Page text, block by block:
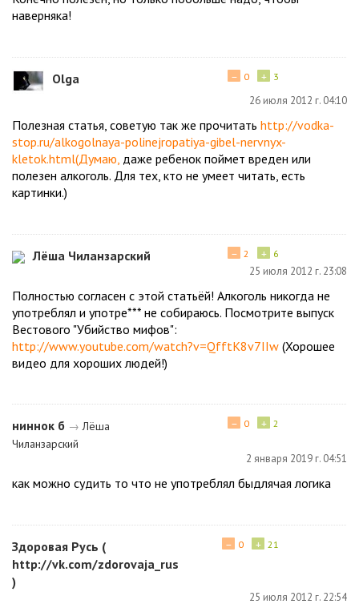
наверняка!
Olga + 3
− 0
26 июля 2012 г. 04:10
Полезная статья, советую так же прочитать http://vodka-
stop.ru/alkogolnaya-polinejropatiya-gibel-nervnyx-
kletok.html(Думаю, даже ребенок поймет вреден или
полезен алкоголь. Для тех, кто не умеет читать, есть
картинки.)
Лёша Чиланзарский + 6
− 2
25 июля 2012 г. 23:08
Полностью согласен с этой статьёй! Алкоголь никогда не
употреблял и употре*** не собираюсь. Посмотрите выпуск
Вестового "Убийство мифов":
http://www.youtube.com/watch?v=QfftK8v7IIw (Хорошее
видео для хороших людей!)
ниннок б → Лёша
Чиланзарский
+ 2
− 0
2 января 2019 г. 04:51
как можно судить то что не употреблял быдлячая логика
Здоровая Русь (
http://vk.com/zdorovaja_rus
)
+ 21
− 0
25 июля 2012 г. 22:54